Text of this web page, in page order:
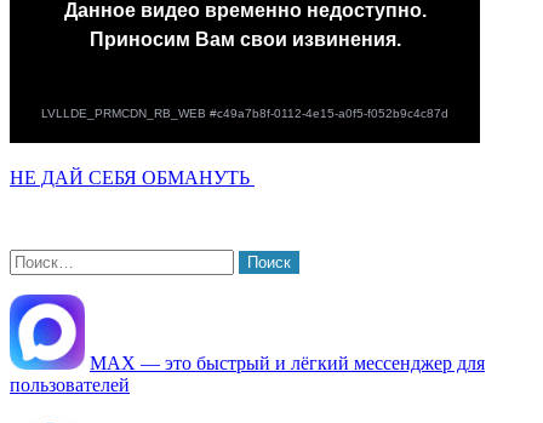
НЕ ДАЙ СЕБЯ ОБМАНУТЬ
Найти:
МАХ — это быстрый и лёгкий мессенджер для
пользователей